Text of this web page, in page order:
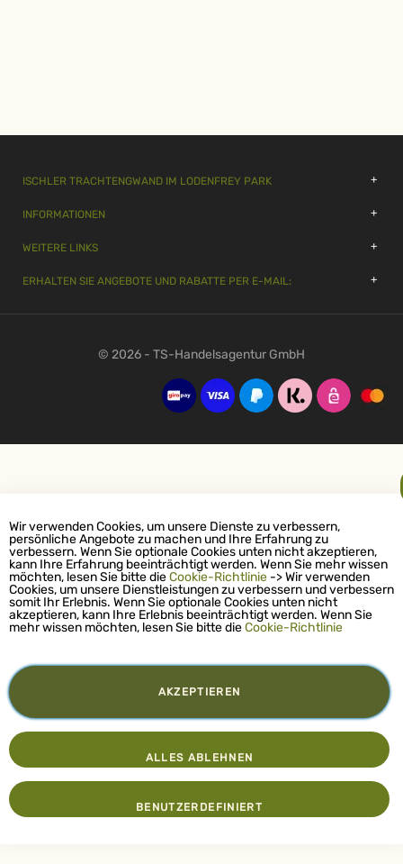
ISCHLER TRACHTENGWAND IM LODENFREY PARK
INFORMATIONEN
WEITERE LINKS
ERHALTEN SIE ANGEBOTE UND RABATTE PER E-MAIL:
© 2026 - TS-Handelsagentur GmbH
Wir verwenden Cookies, um unsere Dienste zu verbessern,
persönliche Angebote zu machen und Ihre Erfahrung zu
verbessern. Wenn Sie optionale Cookies unten nicht akzeptieren,
kann Ihre Erfahrung beeinträchtigt werden. Wenn Sie mehr wissen
möchten, lesen Sie bitte dieCookie-Richtlinie -> Wir verwenden
Cookies, um unsere Dienstleistungen zu verbessern und verbessern
somit Ihr Erlebnis. Wenn Sie optionale Cookies unten nicht
akzeptieren, kann Ihre Erlebnis beeinträchtigt werden. Wenn Sie
mehr wissen möchten, lesen Sie bitte dieCookie-Richtlinie
AKZEPTIEREN
BENUTZERDEFINIERT
ALLES ABLEHNEN